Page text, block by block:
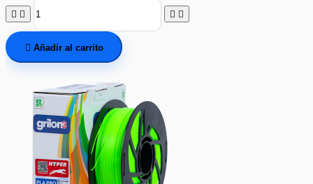
   
 Añadir al carrito